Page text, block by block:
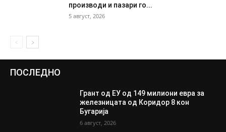
производи и пазари го...
5 август, 2026
ПОСЛЕДНО
Грант од ЕУ од 149 милиони евра за
железницата од Коридор 8 кон
Бугарија
6 август, 2026